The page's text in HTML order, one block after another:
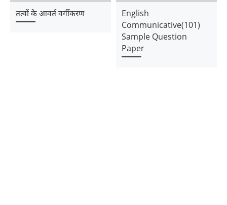
तत्वों के आवर्त वर्गीकरण
English
Communicative(101)
Sample Question
Paper